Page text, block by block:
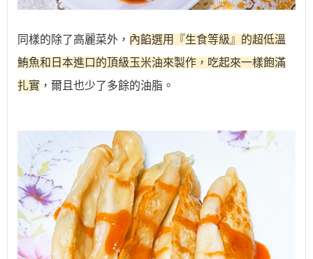
同樣的除了高麗菜外， 內餡選用『生食等級』的超低溫
鮪魚和日本進口的頂級玉米油來製作，吃起來一樣飽滿
扎實 ，爾且也少了多餘的油脂。